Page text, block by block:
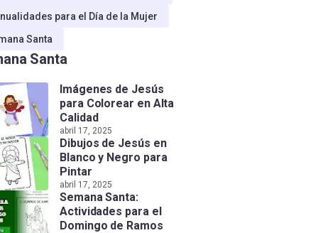
para el Día de la Mujer
Santa
Santa
Imágenes de Jesús
para Colorear en Alta
Calidad
abril 17, 2025
Dibujos de Jesús en
Blanco y Negro para
Pintar
abril 17, 2025
Semana Santa:
Actividades para el
Domingo de Ramos